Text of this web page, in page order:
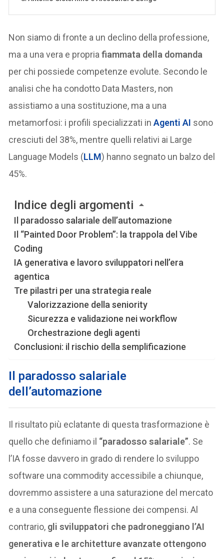
Non siamo di fronte a un declino della professione,
ma a una vera e propriafiammata della domanda
per chi possiede competenze evolute. Secondo le
analisi che ha condotto Data Masters, non
assistiamo a una sostituzione, ma a una
metamorfosi: i profili specializzati inAgenti AI sono
cresciuti del 38%, mentre quelli relativi ai Large
Language Models (LLM) hanno segnato un balzo del
45%.
Indice degli argomenti
Il paradosso salariale dell’automazione
Il “Painted Door Problem”: la trappola del Vibe
Coding
IA generativa e lavoro sviluppatori nell’era
agentica
Tre pilastri per una strategia reale
Valorizzazione della seniority
Sicurezza e validazione nei workflow
Orchestrazione degli agenti
Conclusioni: il rischio della semplificazione
Il paradosso salariale
dell’automazione
Il risultato più eclatante di questa trasformazione è
quello che definiamo il “paradosso salariale”. Se
l’IA fosse davvero in grado di rendere lo sviluppo
software una commodity accessibile a chiunque,
dovremmo assistere a una saturazione del mercato
e a una conseguente flessione dei compensi. Al
contrario, gli sviluppatori che padroneggiano l’AI
generativa e le architetture avanzate ottengono